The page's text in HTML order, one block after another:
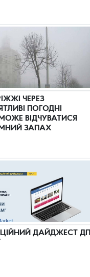
ЧЕРЕЗ
ПОГОДНІ
ВІДЧУВАТИСЯ
ЗАПАХ
ДАЙДЖЕСТ ДП